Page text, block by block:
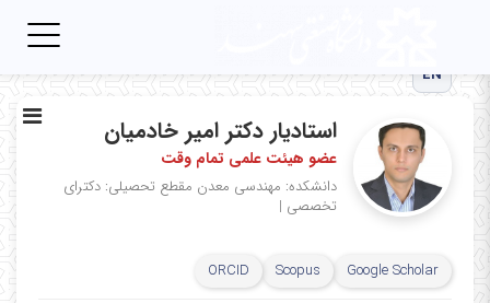
EN
استادیار دکتر امیر خادمیان
عضو هیئت علمی تمام وقت
دانشکده: مهندسی معدن مقطع تحصیلی: دکترای
تخصصی |
Google Scholar
Scopus
ORCID